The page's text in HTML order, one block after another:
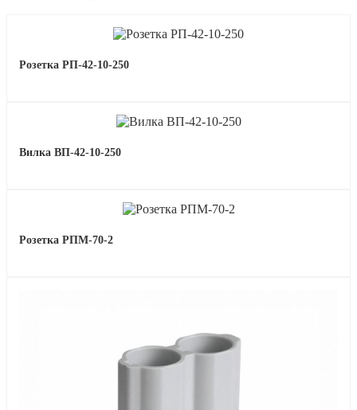
Розетка РП-42-10-250
Вилка ВП-42-10-250
Розетка РПМ-70-2